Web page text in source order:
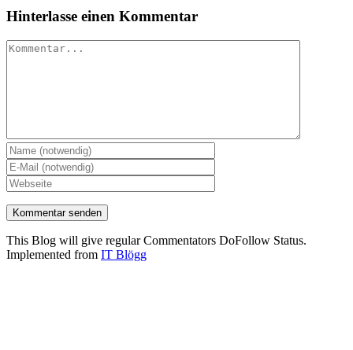
Hinterlasse einen Kommentar
Kommentar
This Blog will give regular Commentators DoFollow Status.
Implemented from IT Blögg